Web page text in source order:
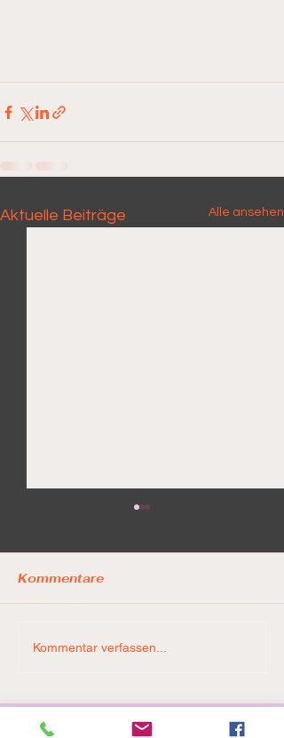
Aktuelle Beiträge Alle ansehen
Game 5. Final Four. 🚨
Kommentare
Kommentar verfassen...